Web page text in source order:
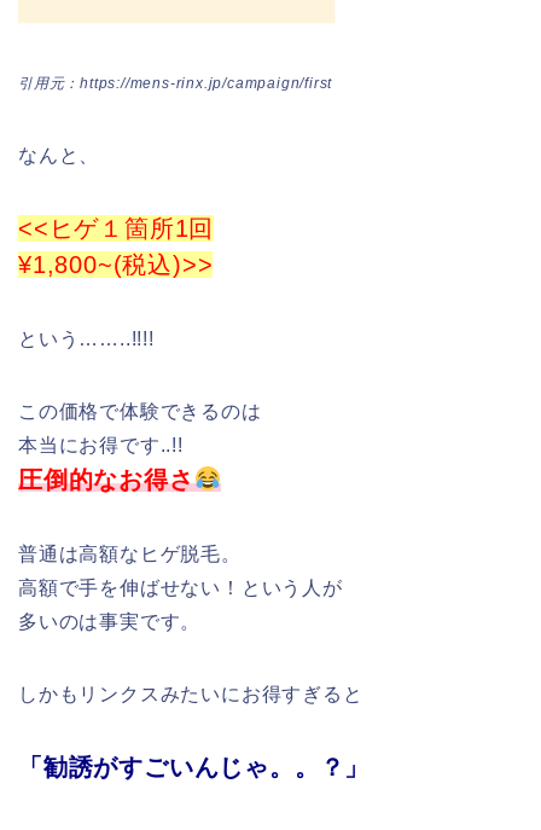
引用元：https://mens-rinx.jp/campaign/first
なんと、
<<ヒゲ１箇所1回
¥1,800~(税込)>>
という……..!!!!
この価格で体験できるのは
本当にお得です..!!
圧倒的なお得さ
普通は高額なヒゲ脱毛。
高額で手を伸ばせない！という人が
多いのは事実です。
しかもリンクスみたいにお得すぎると
「勧誘がすごいんじゃ。。？」